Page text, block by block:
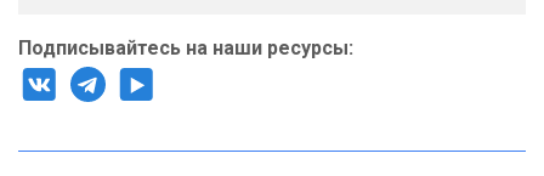
Подписывайтесь на наши ресурсы: